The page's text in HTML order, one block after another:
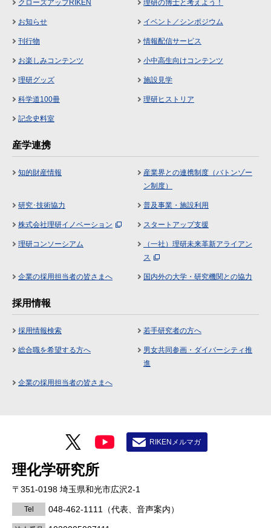
クローズアップRIKEN 理研の博士と考えよう！
お知らせ イベント／シンポジウム
刊行物 情報配信サービス
お楽しみコンテンツ 小中高生向けコンテンツ
理研グッズ 施設見学
科学道100冊 理研ヒストリア
記念史料室
産学連携
知的財産情報
産業界との連携制度（バトンゾー
ン制度）
研究･技術協力 普及事業・施設利用
株式会社理研イノベーション スタートアップ支援
理研コンソーシアム
（一社）理研未来革新アライアン
ス
企業の採用担当者の皆さまへ 国内外の大学・研究機関との協力
採用情報
採用情報検索 若手研究者の方へ
総合職を希望する方へ
男女共同参画・ダイバーシティ推
進
企業の採用担当者の皆さまへ
理化学研究所
〒351-0198 埼玉県和光市広沢2-1
Tel 048-462-1111 （代表、音声案内）
RIKENメルマガ